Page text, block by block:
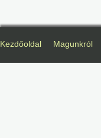
Kezdőoldal Magunkról